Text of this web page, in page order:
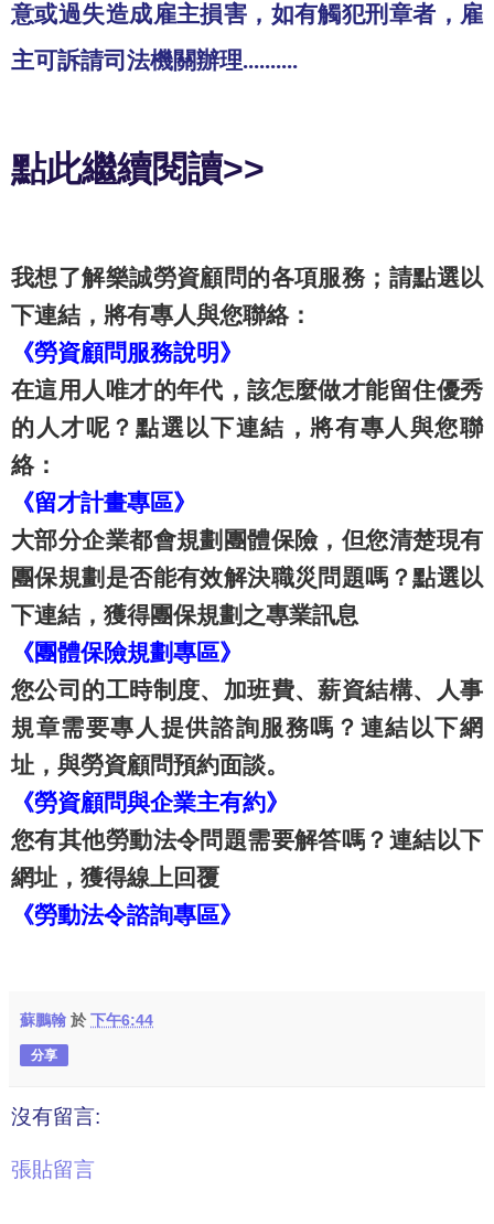
意或過失造成雇主損害，如有觸犯刑章者，雇
主可訴請司法機關辦理..........
點此繼續閱讀>>
我想了解樂誠勞資顧問的各項服務；請點選以
下連結，將有專人與您聯絡：
《勞資顧問服務說明》
在這用人唯才的年代，該怎麼做才能留住優秀
的人才呢？點選以下連結，將有專人與您聯
絡：
《留才計畫專區》
大部分企業都會規劃團體保險，但您清楚現有
團保規劃是否能有效解決職災問題嗎？點選以
下連結，獲得團保規劃之專業訊息
《團體保險規劃專區》
您公司的工時制度、加班費、薪資結構、人事
規章需要專人提供諮詢服務嗎？連結以下網
址，與勞資顧問預約面談。
《勞資顧問與企業主有約》
您有其他勞動法令問題需要解答嗎？連結以下
網址，獲得線上回覆
《勞動法令諮詢專區》
蘇鵬翰 於下午6:44
分享
沒有留言:
張貼留言